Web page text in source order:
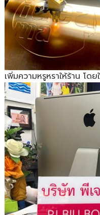
เพิ่มความหรูหราให้ร้าน โด